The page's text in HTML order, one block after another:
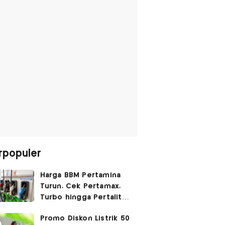
Harga BBM Pertamina
Turun, Cek Pertamax,
Turbo hingga Pertalite
Promo Diskon Listrik 50